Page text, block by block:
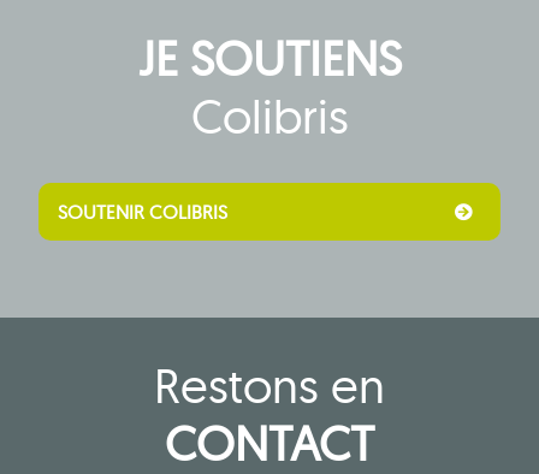
JE SOUTIENS
Colibris
SOUTENIR COLIBRIS
Restons en
CONTACT